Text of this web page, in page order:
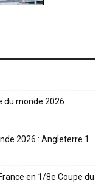
du monde 2026 :
2026 : Angleterre 1
en 1/8e Coupe du